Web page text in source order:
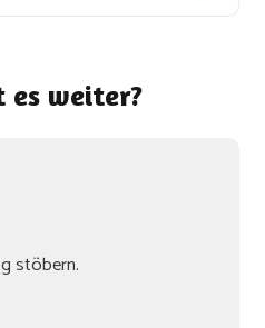
es weiter?
stöbern.